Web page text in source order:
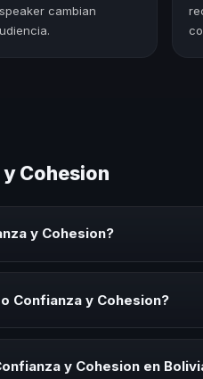
cambian
Cohesion
y Cohesion?
Confianza y Cohesion?
y Cohesion en